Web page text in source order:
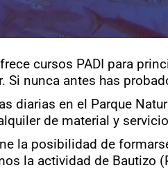
cursos PADI para
Si nunca antes has
diarias en el Parque
de material y
la posibilidad de
la actividad de Bautizo